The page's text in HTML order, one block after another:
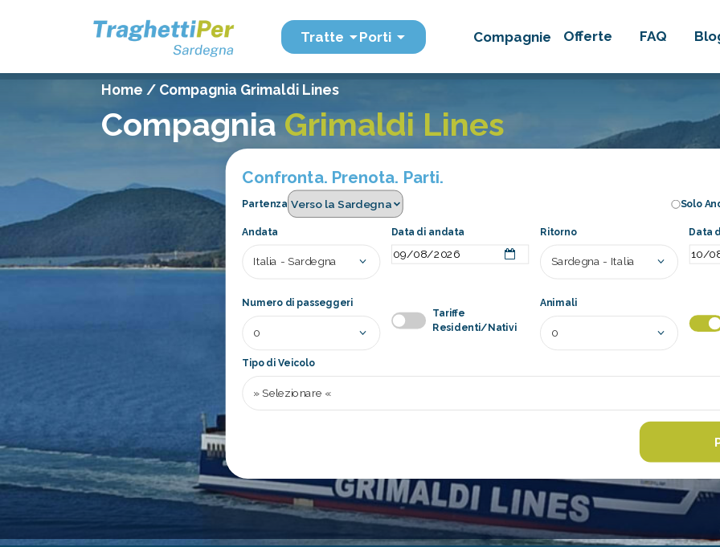
Tratte Porti Compagnie Offerte FAQ
Home / Compagnia Grimaldi Lines
CompagniaGrimaldi Lines
Confronta. Prenota. Parti.
Partenza Solo
Andata Data di andata Ritorno Data
Numero di passeggeri
Tariffe
Residenti/Nativi
Animali
Tipo di Veicolo